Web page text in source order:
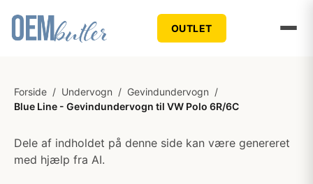
OUTLET
Forside / Undervogn / Gevindundervogn /
Blue Line - Gevindundervogn til VW Polo 6R/6C
Dele af indholdet på denne side kan være genereret
med hjælp fra AI.